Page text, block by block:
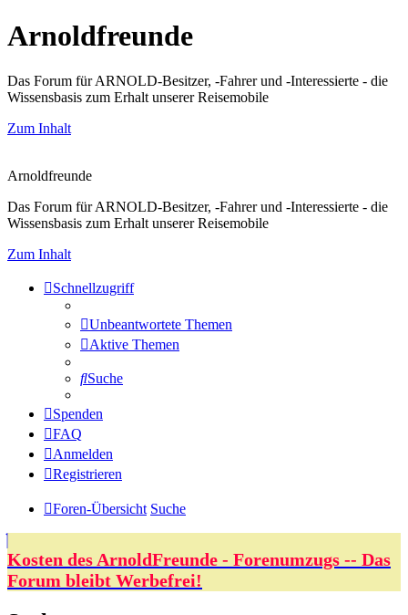
Arnoldfreunde
Das Forum für ARNOLD-Besitzer, -Fahrer und -Interessierte - die
Wissensbasis zum Erhalt unserer Reisemobile
Zum Inhalt
Arnoldfreunde
Das Forum für ARNOLD-Besitzer, -Fahrer und -Interessierte - die
Wissensbasis zum Erhalt unserer Reisemobile
Zum Inhalt
Schnellzugriff
Unbeantwortete Themen
Aktive Themen
Suche
Spenden
FAQ
Anmelden
Registrieren
Foren-Übersicht Suche
Kosten des ArnoldFreunde - Forenumzugs -- Das
Forum bleibt Werbefrei!